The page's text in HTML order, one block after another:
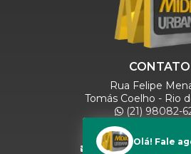
CONTATO
Rua Felipe
Tomás Coelho - Rio
(21) 98082-
(21) 97280-
(11) 93071-
Olá! Fale